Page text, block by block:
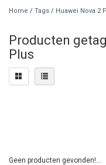
Home / Tags / Huawei Nova 2
Producten
Plus
Geen producten gevonden!...